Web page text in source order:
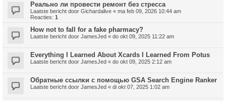
Реально ли провести ремонт без стресса
Laatste bericht door Gichardalive « ma feb 09, 2026 10:44 am
Reacties: 1
How not to fall for a fake pharmacy?
Laatste bericht door JamesJed « do okt 09, 2025 11:22 am
Everything I Learned About Xcards I Learned From Potus
Laatste bericht door JamesJed « do okt 09, 2025 2:12 am
Обратные ссылки с помощью GSA Search Engine Ranker
Laatste bericht door JamesJed « di okt 07, 2025 1:02 am